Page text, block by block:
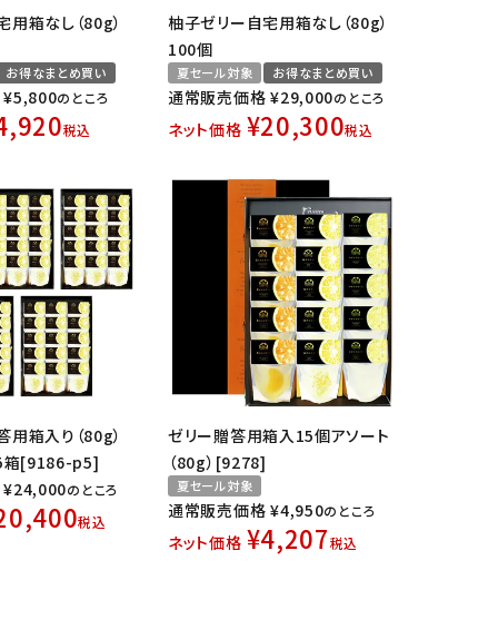
箱なし（80g）
お得なまとめ買い
¥5,800のところ
税込
柚子ゼリー自宅用箱なし（80g）
100個
夏セール対象 お得なまとめ買い
通常販売価格 ¥29,000のところ
ネット価格 ¥20,300税込
箱入り（80g）
箱[9186-p5]
¥24,000のところ
税込
ゼリー贈答用箱入15個アソート
（80g）[9278]
夏セール対象
通常販売価格 ¥4,950のところ
ネット価格 ¥4,207税込